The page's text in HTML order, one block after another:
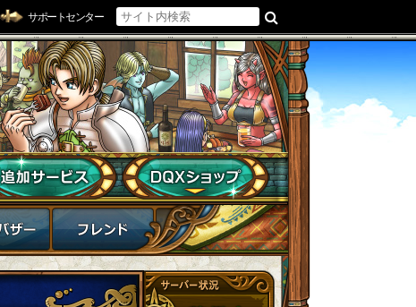
サポートセンター